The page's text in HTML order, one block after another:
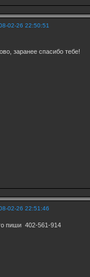
02-26 22:50:51
заранее спасибо тебе!
02-26 22:51:46
пиши 402-561-914